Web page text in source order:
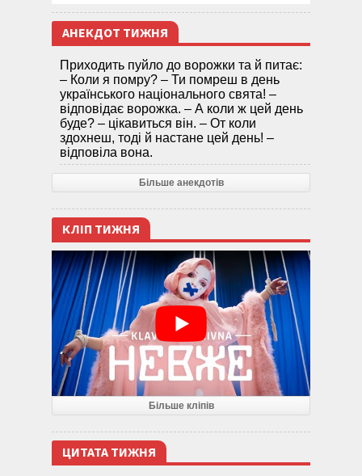
АНЕКДОТ ТИЖНЯ
Приходить пуйло до ворожки та й питає:
– Коли я помру? – Ти помреш в день
українського національного свята! –
відповідає ворожка. – А коли ж цей день
буде? – цікавиться він. – От коли
здохнеш, тоді й настане цей день! –
відповіла вона.
Більше анекдотів
КЛІП ТИЖНЯ
Більше кліпів
ЦИТАТА ТИЖНЯ